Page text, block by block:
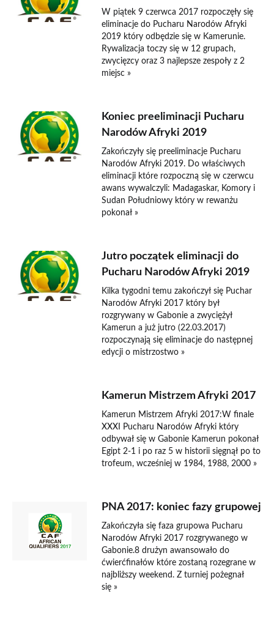
W piątek 9 czerwca 2017 rozpoczęły się
eliminacje do Pucharu Narodów Afryki
2019 który odbędzie się w Kamerunie.
Rywalizacja toczy się w 12 grupach,
zwycięzcy oraz 3 najlepsze zespoły z 2
miejsc »
Koniec preeliminacji Pucharu
Narodów Afryki 2019
Zakończyły się preeliminacje Pucharu
Narodów Afryki 2019. Do właściwych
eliminacji które rozpoczną się w czerwcu
awans wywalczyli: Madagaskar, Komory i
Sudan Południowy który w rewanżu
pokonał »
Jutro początek eliminacji do
Pucharu Narodów Afryki 2019
Kilka tygodni temu zakończył się Puchar
Narodów Afryki 2017 który był
rozgrywany w Gabonie a zwyciężył
Kamerun a już jutro (22.03.2017)
rozpoczynają się eliminacje do następnej
edycji o mistrzostwo »
Kamerun Mistrzem Afryki 2017
Kamerun Mistrzem Afryki 2017:W finale
XXXI Pucharu Narodów Afryki który
odbywał się w Gabonie Kamerun pokonał
Egipt 2-1 i po raz 5 w historii sięgnął po to
trofeum, wcześniej w 1984, 1988, 2000 »
PNA 2017: koniec fazy grupowej
Zakończyła się faza grupowa Pucharu
Narodów Afryki 2017 rozgrywanego w
Gabonie.8 drużyn awansowało do
ćwierćfinałów które zostaną rozegrane w
najbliższy weekend. Z turniej pożegnał
się »